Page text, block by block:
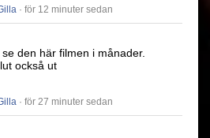
· för 12 minuter sedan
den här filmen i månader.
också ut
· för 27 minuter sedan